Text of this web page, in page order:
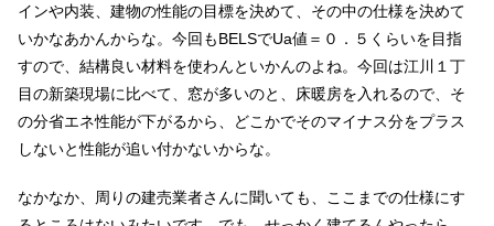
インや内装、建物の性能の目標を決めて、その中の仕様を決めて
いかなあかんからな。今回もBELSでUa値＝０．５くらいを目指
すので、結構良い材料を使わんといかんのよね。今回は江川１丁
目の新築現場に比べて、窓が多いのと、床暖房を入れるので、そ
の分省エネ性能が下がるから、どこかでそのマイナス分をプラス
しないと性能が追い付かないからな。
なかなか、周りの建売業者さんに聞いても、ここまでの仕様にす